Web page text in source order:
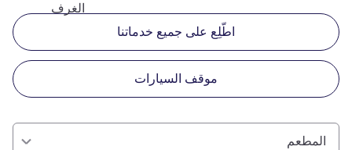
الغرف
اطّلِع على جميع خدماتنا
موقف السيارات
المطعم